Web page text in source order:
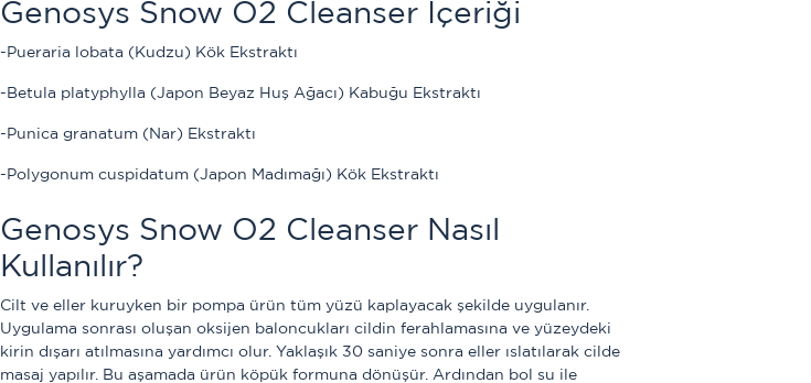
Genosys Snow O2 Cleanser İçeriği
-Pueraria lobata (Kudzu) Kök Ekstraktı
-Betula platyphylla (Japon Beyaz Huş Ağacı) Kabuğu Ekstraktı
-Punica granatum (Nar) Ekstraktı
-Polygonum cuspidatum (Japon Madımağı) Kök Ekstraktı
Genosys Snow O2 Cleanser Nasıl
Kullanılır?
Cilt ve eller kuruyken bir pompa ürün tüm yüzü kaplayacak şekilde uygulanır.
Uygulama sonrası oluşan oksijen baloncukları cildin ferahlamasına ve yüzeydeki
kirin dışarı atılmasına yardımcı olur. Yaklaşık 30 saniye sonra eller ıslatılarak cilde
masaj yapılır. Bu aşamada ürün köpük formuna dönüşür. Ardından bol su ile